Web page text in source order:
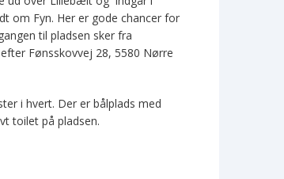
om Fyn. Her er gode chancer for
til pladsen sker fra
Fønsskovvej 28, 5580 Nørre
i hvert. Der er bålplads med
toilet på pladsen.